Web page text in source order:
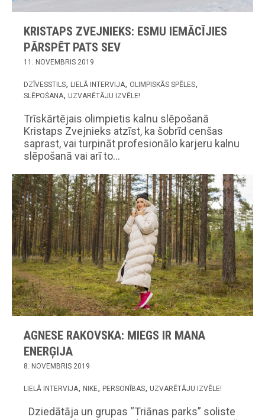
KRISTAPS ZVEJNIEKS: ESMU IEMĀCĪJIES
PĀRSPĒT PATS SEV
11. NOVEMBRIS 2019
DZĪVESSTILS LIELĀ INTERVIJA
OLIMPISKĀS SPĒLES
SLĒPOŠANA
UZVARĒTĀJU IZVĒLE!
Trīskārtējais olimpietis kalnu slēpošanā
Kristaps Zvejnieks atzīst, ka šobrīd cenšas
saprast, vai turpināt profesionālo karjeru kalnu
slēpošanā vai arī to…
AGNESE RAKOVSKA: MIEGS IR MANA
ENERĢIJA
8. NOVEMBRIS 2019
LIELĀ INTERVIJA NIKE PERSONĪBAS UZVARĒTĀJU IZVĒLE!
Dziedātāja un grupas “Triānas parks” soliste